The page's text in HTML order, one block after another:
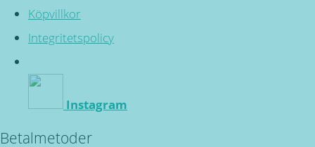
Köpvillkor
Integritetspolicy
Instagram
Betalmetoder